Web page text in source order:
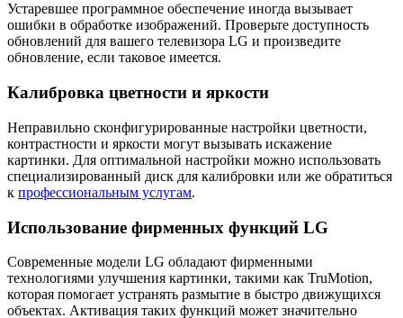
Устаревшее программное обеспечение иногда вызывает
ошибки в обработке изображений. Проверьте доступность
обновлений для вашего телевизора LG и произведите
обновление, если таковое имеется.
Калибровка цветности и яркости
Неправильно сконфигурированные настройки цветности,
контрастности и яркости могут вызывать искажение
картинки. Для оптимальной настройки можно использовать
специализированный диск для калибровки или же обратиться
к профессиональным услугам.
Использование фирменных функций LG
Современные модели LG обладают фирменными
технологиями улучшения картинки, такими как TruMotion,
которая помогает устранять размытие в быстро движущихся
объектах. Активация таких функций может значительно